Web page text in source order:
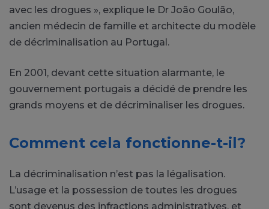
avec les drogues », explique le Dr João Goulão,
ancien médecin de famille et architecte du modèle
de décriminalisation au Portugal.
En 2001, devant cette situation alarmante, le
gouvernement portugais a décidé de prendre les
grands moyens et de décriminaliser les drogues.
Comment cela fonctionne-t-il?
La décriminalisation n’est pas la légalisation.
L’usage et la possession de toutes les drogues
sont devenus des infractions administratives, et